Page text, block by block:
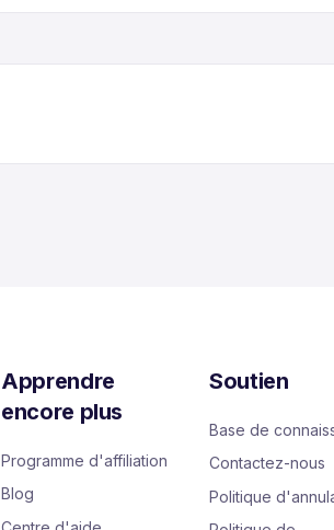
Apprendre
encore plus
Programme d'affiliation
Blog
Soutien
Base de
Contactez-nous
Politique